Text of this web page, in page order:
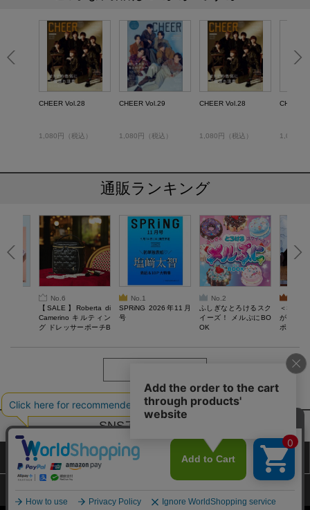
CHEER Vol.28
1,080円（税込）
CHEER Vol.29
1,080円（税込）
CHEER Vol.28
1,080円（税込）
CHEER
1,080円
通販ランキング
No.6
【SALE】Roberta di
Camerino キルティン
グ ドレッサーポーチB
No.1
SPRiNG 2026年11月
号
No.2
ふしぎなとろけるスク
イーズ！ メルぷにBO
OK
＜SALE
がある
ポーチ
SNSアカウントー覧
サイトマップ 公式通販ご利用ガイド